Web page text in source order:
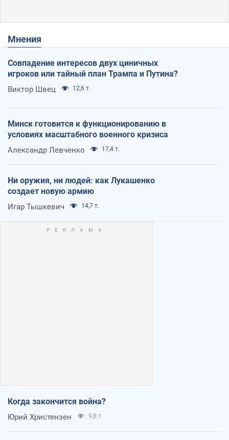
Мнения
Совпадение интересов двух циничных
игроков или тайный план Трампа и Путина?
Виктор Швец 12,6 т.
Минск готовится к функционированию в
условиях масштабного военного кризиса
Александр Левченко 17,4 т.
Ни оружия, ни людей: как Лукашенко
создает новую армию
Игар Тышкевич 14,7 т.
Когда закончится война?
Юрий Христензен 9,8 т.